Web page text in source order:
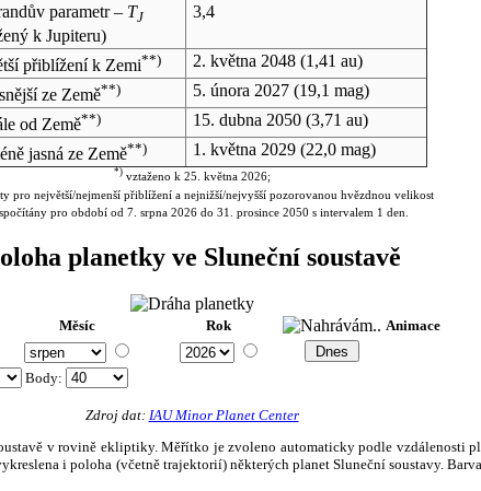
parametr – TJ
k Jupiteru)
3,4
přiblížení k Zemi**) 2. května 2048(1,41 au)
ze Země**) 5. února 2027(19,1 mag)
od Země**) 15. dubna 2050(3,71 au)
jasná ze Země**) 1. května 2029(22,0 mag)
*)vztaženo k 25. května 2026;
pro největší/nejmenší přiblížení a nejnižší/nejvyšší pozorovanou hvězdnou velikost
pro období od 7. srpna 2026 do 31. prosince 2050 s intervalem 1 den.
planetky ve Sluneční soustavě
Měsíc Rok Animace
Body:
Zdroj dat: IAU Minor Planet Center
v rovině ekliptiky. Měřítko je zvoleno automaticky podle vzdálenosti
i poloha (včetně trajektorií) některých planet Sluneční soustavy.